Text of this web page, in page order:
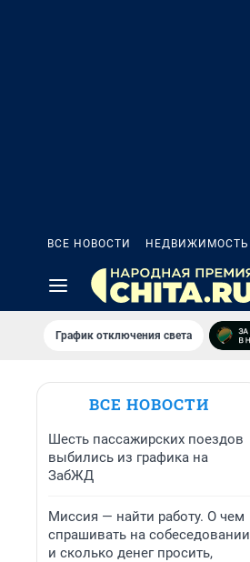
ВСЕ НОВОСТИ НЕДВИЖИМОСТЬ
График отключения света
ВСЕ НОВОСТИ
Шесть пассажирских поездов
выбились из графика на
ЗабЖД
Миссия — найти работу. О чем
спрашивать на собеседовании
и сколько денег просить,